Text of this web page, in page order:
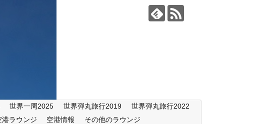
世界一周2025 世界弾丸旅行2019
世界弾丸旅行2022
港ラウンジ 空港情報
その他のラウンジ